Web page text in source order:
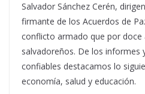
Salvador Sánchez Cerén,
firmante de los Acuerdos de
conflicto armado que por
salvadoreños. De los informes
confiables destacamos lo
economía, salud y educación.